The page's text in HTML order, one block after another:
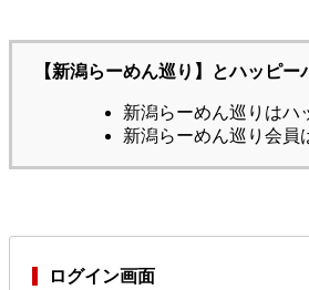
【新潟らーめん巡り】とハッピ
新潟らーめん巡りはハ
新潟らーめん巡り会員
ログイン画面